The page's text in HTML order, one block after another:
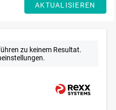
AKTUALISIEREN
zu keinem Resultat.